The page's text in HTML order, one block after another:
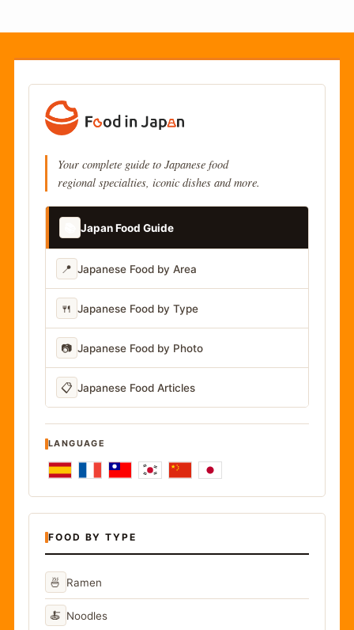
Your complete guide to Japanese food
regional specialties, iconic dishes and more.
Japan Food Guide
📍 Japanese Food by Area
🍴 Japanese Food by Type
📷 Japanese Food by Photo
📋 Japanese Food Articles
LANGUAGE
FOOD BY TYPE
🍜 Ramen
🍝 Noodles